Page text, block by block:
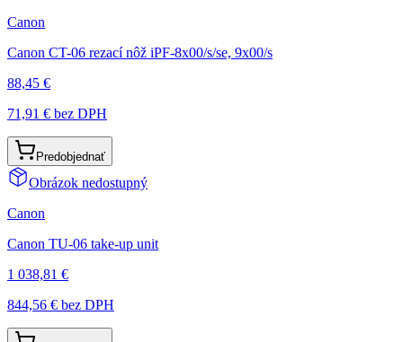
Canon
Canon CT-06 rezací nôž iPF-8x00/s/se, 9x00/s
88,45 €
71,91 € bez DPH
Predobjednať
Obrázok nedostupný
Canon
Canon TU-06 take-up unit
1 038,81 €
844,56 € bez DPH